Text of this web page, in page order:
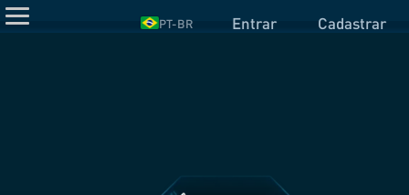
PT-BR Entrar Cadastrar